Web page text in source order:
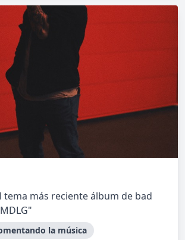
tema más reciente álbum de bad
la música